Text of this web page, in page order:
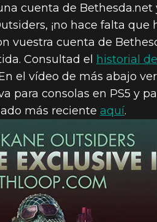
cuenta de Bethesda.net
¡no hace falta
vuestra cuenta de
Consultad el historial
el vídeo de más abajo
para consolas en PS5 y
más reciente aquí.